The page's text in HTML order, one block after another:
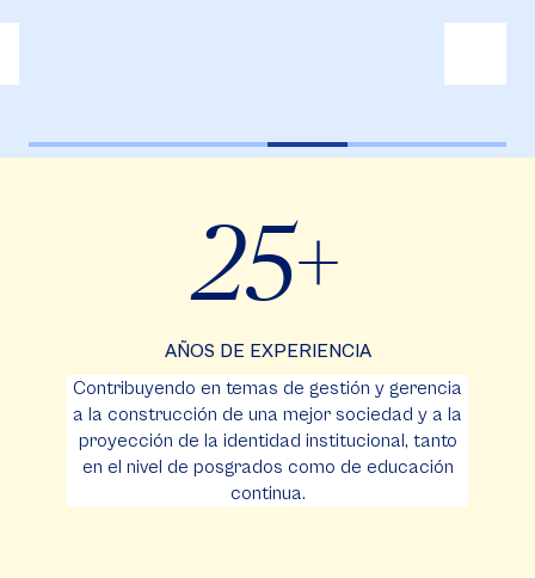
25
AÑOS DE EXPERIENCIA
Contribuyendo en temas de gestión y gerencia
a la construcción de una mejor sociedad y a la
proyección de la identidad institucional, tanto
en el nivel de posgrados como de educación
continua.